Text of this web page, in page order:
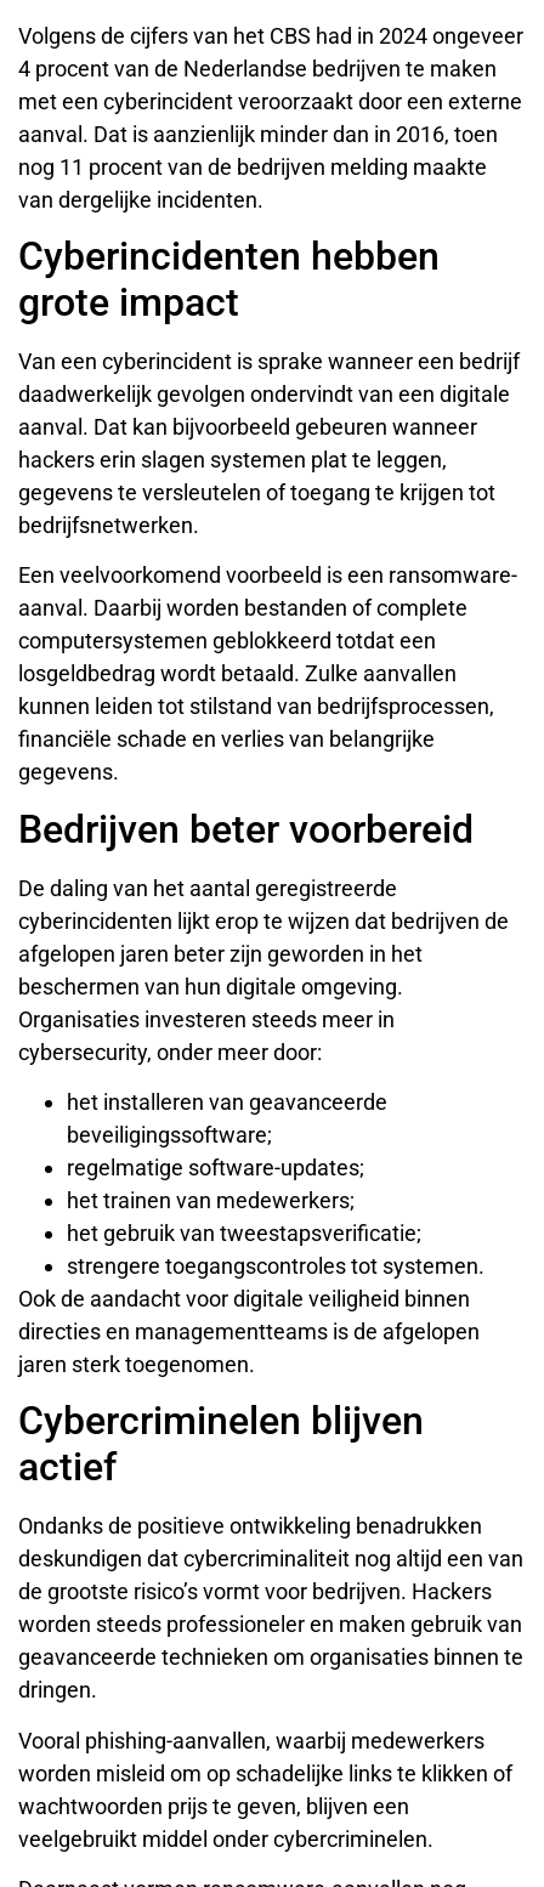
Volgens de cijfers van het CBS had in 2024 ongeveer
4 procent van de Nederlandse bedrijven te maken
met een cyberincident veroorzaakt door een externe
aanval. Dat is aanzienlijk minder dan in 2016, toen
nog 11 procent van de bedrijven melding maakte
van dergelijke incidenten.
Cyberincidenten hebben
grote impact
Van een cyberincident is sprake wanneer een bedrijf
daadwerkelijk gevolgen ondervindt van een digitale
aanval. Dat kan bijvoorbeeld gebeuren wanneer
hackers erin slagen systemen plat te leggen,
gegevens te versleutelen of toegang te krijgen tot
bedrijfsnetwerken.
Een veelvoorkomend voorbeeld is een ransomware-
aanval. Daarbij worden bestanden of complete
computersystemen geblokkeerd totdat een
losgeldbedrag wordt betaald. Zulke aanvallen
kunnen leiden tot stilstand van bedrijfsprocessen,
financiële schade en verlies van belangrijke
gegevens.
Bedrijven beter voorbereid
De daling van het aantal geregistreerde
cyberincidenten lijkt erop te wijzen dat bedrijven de
afgelopen jaren beter zijn geworden in het
beschermen van hun digitale omgeving.
Organisaties investeren steeds meer in
cybersecurity, onder meer door:
het installeren van geavanceerde
beveiligingssoftware;
regelmatige software-updates;
het trainen van medewerkers;
het gebruik van tweestapsverificatie;
strengere toegangscontroles tot systemen.
Ook de aandacht voor digitale veiligheid binnen
directies en managementteams is de afgelopen
jaren sterk toegenomen.
Cybercriminelen blijven
actief
Ondanks de positieve ontwikkeling benadrukken
deskundigen dat cybercriminaliteit nog altijd een van
de grootste risico’s vormt voor bedrijven. Hackers
worden steeds professioneler en maken gebruik van
geavanceerde technieken om organisaties binnen te
dringen.
Vooral phishing-aanvallen, waarbij medewerkers
worden misleid om op schadelijke links te klikken of
wachtwoorden prijs te geven, blijven een
veelgebruikt middel onder cybercriminelen.